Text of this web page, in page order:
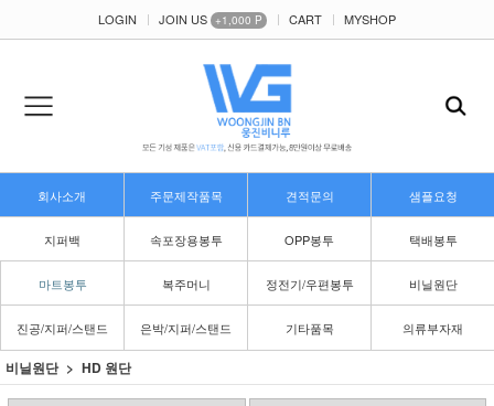
LOGIN JOIN US +1,000 P CART MYSHOP
회사소개 주문제작품목 견적문의 샘플요청
지퍼백 속포장용봉투 OPP봉투 택배봉투
마트봉투 복주머니 정전기/우편봉투 비닐원단
진공/지퍼/스탠드 은박/지퍼/스탠드 기타품목 의류부자재
비닐원단 HD 원단